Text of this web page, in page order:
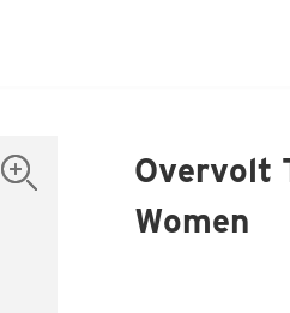
Overvolt
Women